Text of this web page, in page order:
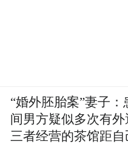
“婚外胚胎案”妻子：
间男方疑似多次有外
三者经营的茶馆距自